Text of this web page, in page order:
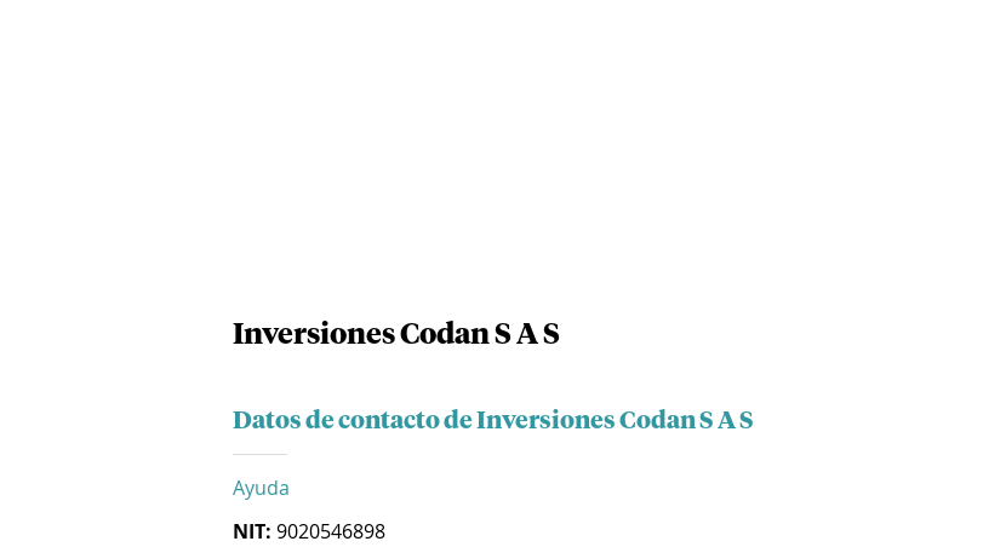
Inversiones Codan S A S
Datos de contacto de Inversiones Codan S A S
Ayuda
NIT: 9020546898